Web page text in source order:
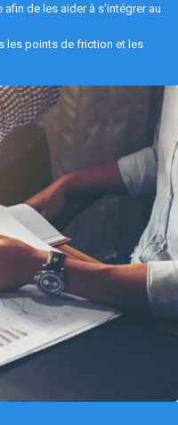
de les aider à s'intégrer au
les points de friction et les